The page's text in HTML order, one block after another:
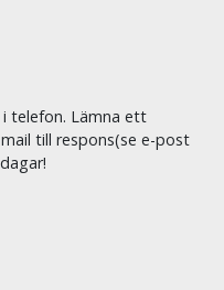
telefon. Lämna ett
till respons(se e-post